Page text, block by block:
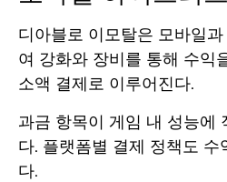
디아블로 이모탈은 모바일
여 강화와 장비를 통해 수익
소액 결제로 이루어진다.
과금 항목이 게임 내 성능에
다. 플랫폼별 결제 정책도 수
다.